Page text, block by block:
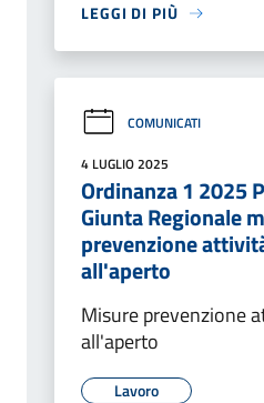
LEGGI DI PIÙ
COMUNICATI
4 LUGLIO 2025
Ordinanza 1 2025
Giunta Regionale
prevenzione
all'aperto
Misure prevenzione
all'aperto
Lavoro